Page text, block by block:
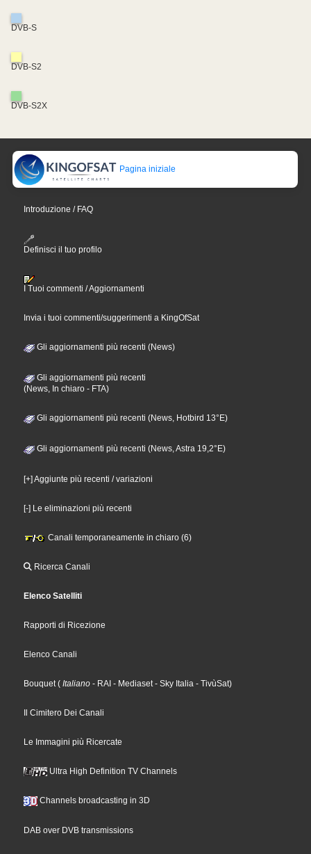
DVB-S
DVB-S2
DVB-S2X
Pagina iniziale
Introduzione / FAQ
Definisci il tuo profilo
I Tuoi commenti / Aggiornamenti
Invia i tuoi commenti/suggerimenti a KingOfSat
Gli aggiornamenti più recenti (News)
Gli aggiornamenti più recenti
(News, In chiaro - FTA)
Gli aggiornamenti più recenti (News, Hotbird 13°E)
Gli aggiornamenti più recenti (News, Astra 19,2°E)
[+] Aggiunte più recenti / variazioni
[-] Le eliminazioni più recenti
Canali temporaneamente in chiaro (6)
Ricerca Canali
Elenco Satelliti
Rapporti di Ricezione
Elenco Canali
Bouquet ( Italiano - RAI - Mediaset - Sky Italia - TivùSat)
Il Cimitero Dei Canali
Le Immagini più Ricercate
Ultra High Definition TV Channels
Channels broadcasting in 3D
DAB over DVB transmissions